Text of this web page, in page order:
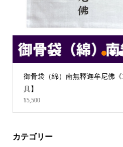
入【仏
【女性用 和装 裾除】
1 2 3
カテゴリー